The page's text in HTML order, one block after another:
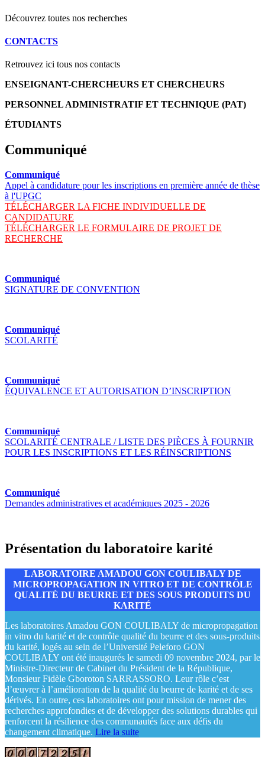
Découvrez toutes nos recherches
CONTACTS
Retrouvez ici tous nos contacts
ENSEIGNANT-CHERCHEURS ET CHERCHEURS
PERSONNEL ADMINISTRATIF ET TECHNIQUE (PAT)
ÉTUDIANTS
Communiqué
Communiqué
Appel à candidature pour les inscriptions en première année de thèse
à l'UPGC
TÉLÉCHARGER LA FICHE INDIVIDUELLE DE
CANDIDATURE
TÉLÉCHARGER LE FORMULAIRE DE PROJET DE
RECHERCHE
Communiqué
SIGNATURE DE CONVENTION
Communiqué
SCOLARITÉ
Communiqué
ÉQUIVALENCE ET AUTORISATION D’INSCRIPTION
Communiqué
SCOLARITÉ CENTRALE / LISTE DES PIÈCES À FOURNIR
POUR LES INSCRIPTIONS ET LES RÉINSCRIPTIONS
Communiqué
Demandes administratives et académiques 2025 - 2026
Présentation du laboratoire karité
LABORATOIRE AMADOU GON COULIBALY DE
MICROPROPAGATION IN VITRO ET DE CONTRÔLE
QUALITÉ DU BEURRE ET DES SOUS PRODUITS DU
KARITÉ
Les laboratoires Amadou GON COULIBALY de micropropagation
in vitro du karité et de contrôle qualité du beurre et des sous-produits
du karité, logés au sein de l’Université Peleforo GON
COULIBALY ont été inaugurés le samedi 09 novembre 2024, par le
Ministre-Directeur de Cabinet du Président de la République,
Monsieur Fidèle Gboroton SARRASSORO. Leur rôle c’est
d’œuvrer à l’amélioration de la qualité du beurre de karité et de ses
dérivés. En outre, ces laboratoires ont pour mission de mener des
recherches approfondies et de développer des solutions durables qui
renforcent la résilience des communautés face aux défis du
changement climatique. Lire la suite